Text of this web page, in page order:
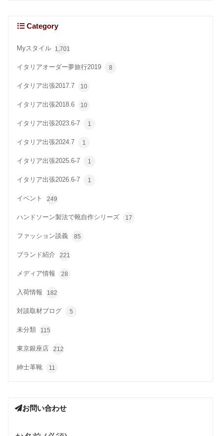
Category
Myスタイル 1,701
イタリアオーダー夢旅行2019 8
イタリア出張2017.7 10
イタリア出張2018.6 10
イタリア出張2023.6-7 1
イタリア出張2024.7 1
イタリア出張2025.6-7 1
イタリア出張2026.6-7 1
イベント 249
ハンドソーン製法で靴自作シリーズ 17
ファッション談義 85
ブランド紹介 221
メディア情報 28
入荷情報 182
対談取材ブログ 5
未分類 115
東京銀座店 212
紳士革靴 11
お問い合わせ